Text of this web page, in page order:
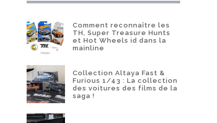
Comment reconnaître les
TH, Super Treasure Hunts
et Hot Wheels id dans la
mainline
Collection Altaya Fast &
Furious 1/43 : La collection
des voitures des films de la
saga !